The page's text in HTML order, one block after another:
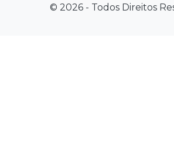
© 2026 - Todos Direitos